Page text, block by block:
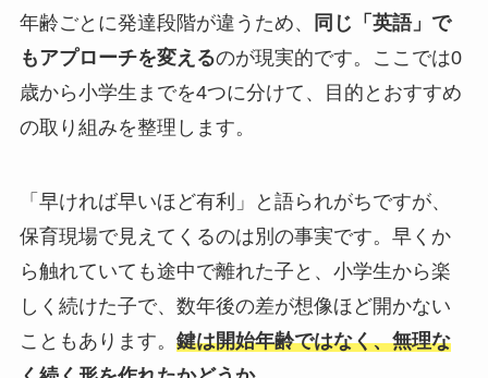
年齢ごとに発達段階が違うため、
同じ「英語」で
もアプローチを変えるのが現実的です。ここでは0
歳から小学生までを4つに分けて、目的とおすすめ
の取り組みを整理します。
「早ければ早いほど有利」と語られがちですが、
保育現場で見えてくるのは別の事実です。早くか
ら触れていても途中で離れた子と、小学生から楽
しく続けた子で、数年後の差が想像ほど開かない
こともあります。 鍵は開始年齢ではなく、無理な